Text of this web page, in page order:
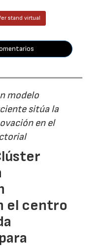
stand virtual
modelo
sitúa la
en el
el centro